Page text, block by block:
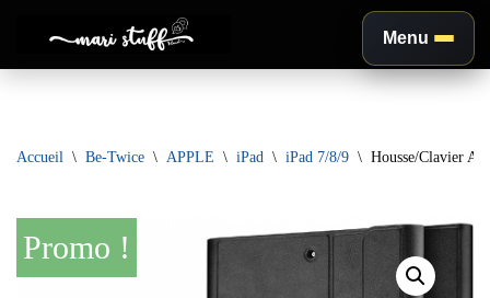
Aller
contenu
Menu
Accueil \ Be-Twice \ APPLE \ iPad \ iPad 7/8/9 \ Housse/Clavier
Promo !